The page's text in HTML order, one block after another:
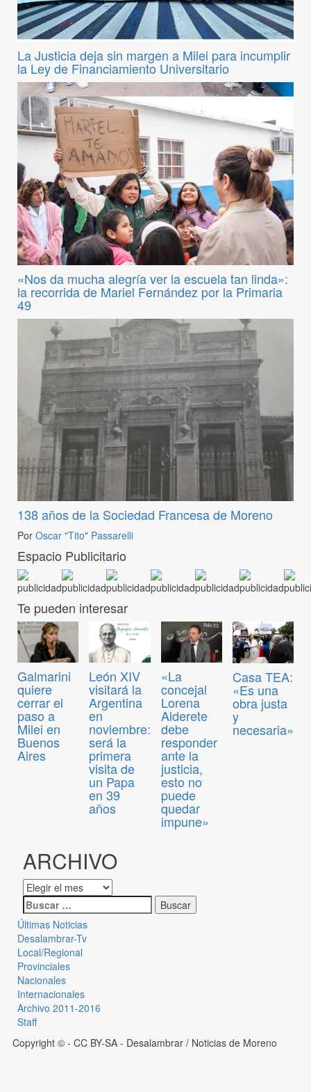
La Justicia deja sin margen a Milei para incumplir
la Ley de Financiamiento Universitario
«Nos da mucha alegría ver la escuela tan linda»:
la recorrida de Mariel Fernández por la Primaria
49
138 años de la Sociedad Francesa de Moreno
Por Oscar "Tito" Passarelli
Espacio Publicitario
Te pueden interesar
Galmarini
quiere
cerrar el
paso a
Milei en
Buenos
Aires
León XIV
visitará la
Argentina
en
noviembre:
será la
primera
visita de
un Papa
en 39
años
«La
concejal
Lorena
Alderete
debe
responder
ante la
justicia,
esto no
puede
quedar
impune»
Casa TEA:
«Es una
obra justa
y
necesaria»
ARCHIVO
Últimas Noticias
Desalambrar-Tv
Local/Regional
Provinciales
Nacionales
Internacionales
Archivo 2011-2016
Staff
Copyright © - CC BY-SA - Desalambrar / Noticias de Moreno